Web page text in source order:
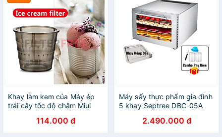
Khay làm kem của Máy ép
trái cây tốc độ chậm Miui
JE-B05B, XKJ-03B, B01B
mã B11 - Hàng Nhập Khẩu
114.000 đ
Máy sấy thực phẩm gia đình
5 khay Septree DBC-05A
hàng chính hãng
2.490.000 đ